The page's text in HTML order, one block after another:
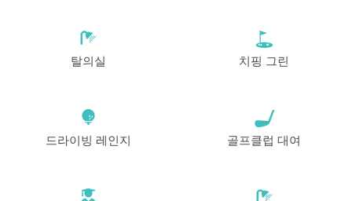
탈의실 치핑 그린
드라이빙 레인지 골프클럽 대여